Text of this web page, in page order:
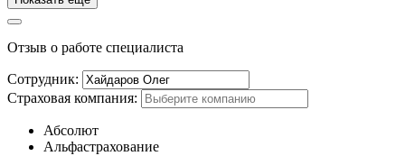
Отзыв о работе специалиста
Сотрудник:
Cтраховая компания:
Абсолют
Альфастрахование